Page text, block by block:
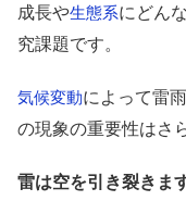
成長や生態系にどん
究課題です。
気候変動によって雷
の現象の重要性はさ
雷は空を引き裂きま